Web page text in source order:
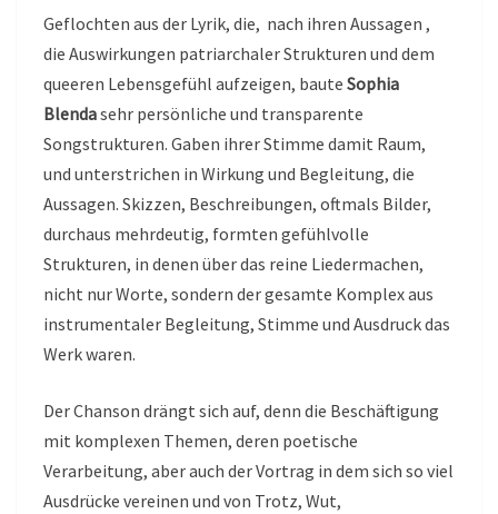
Geflochten aus der Lyrik, die, nach ihren Aussagen ,
die Auswirkungen patriarchaler Strukturen und dem
queeren Lebensgefühl aufzeigen, baute Sophia
Blendasehr persönliche und transparente
Songstrukturen. Gaben ihrer Stimme damit Raum,
und unterstrichen in Wirkung und Begleitung, die
Aussagen. Skizzen, Beschreibungen, oftmals Bilder,
durchaus mehrdeutig, formten gefühlvolle
Strukturen, in denen über das reine Liedermachen,
nicht nur Worte, sondern der gesamte Komplex aus
instrumentaler Begleitung, Stimme und Ausdruck das
Werk waren.
Der Chanson drängt sich auf, denn die Beschäftigung
mit komplexen Themen, deren poetische
Verarbeitung, aber auch der Vortrag in dem sich so viel
Ausdrücke vereinen und von Trotz, Wut,